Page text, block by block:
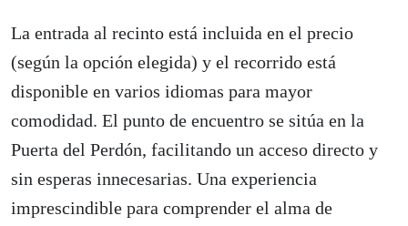
La entrada al recinto está incluida en el precio
(según la opción elegida) y el recorrido está
disponible en varios idiomas para mayor
comodidad. El punto de encuentro se sitúa en la
Puerta del Perdón, facilitando un acceso directo y
sin esperas innecesarias. Una experiencia
imprescindible para comprender el alma de